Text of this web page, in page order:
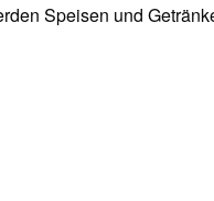
Speisen und